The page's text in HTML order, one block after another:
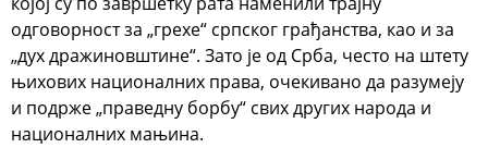
одговорност за „грехе“ српског грађанства, као и за
„дух дражиновштине“. Зато је од Срба, често на штету
њихових националних права, очекивано да разумеју
и подрже „праведну борбу“ свих других народа и
националних мањина.